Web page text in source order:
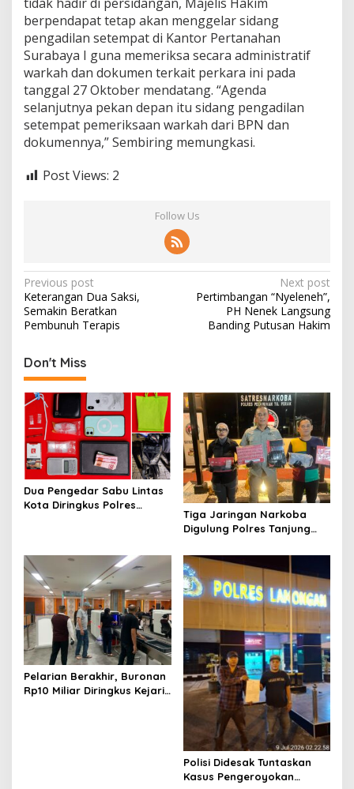
berpendapat tetap akan menggelar sidang
pengadilan setempat di Kantor Pertanahan
Surabaya I guna memeriksa secara administratif
warkah dan dokumen terkait perkara ini pada
tanggal 27 Oktober mendatang. “Agenda
selanjutnya pekan depan itu sidang pengadilan
setempat pemeriksaan warkah dari BPN dan
dokumennya,” Sembiring memungkasi.
Post Views: 2
Follow Us
P
o
s
t
n
a
v
i
g
a
t
o
n
Previous post
Keterangan Dua Saksi,
Semakin Beratkan
Pembunuh Terapis
Next post
Pertimbangan “Nyeleneh”,
PH Nenek Langsung
Banding Putusan Hakim
Don't Miss
Dua Pengedar Sabu Lintas
Kota Diringkus Polres
Tiga Jaringan Narkoba
Digulung Polres Tanjung
Dibekuk
Pelarian Berakhir, Buronan
Rp10 Miliar Diringkus Kejari
Polisi Didesak Tuntaskan
Kasus Pengeroyokan